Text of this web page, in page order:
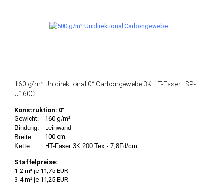
160 g/m² Unidirektional 0° Carbongewebe 3K HT-Faser | SP-
U160C
Konstruktion: 0°
Gewicht:
160 g/m²
Bindung:
Leinwand
Breite:
100 cm
Kette:
HT-Faser 3K 200 Tex - 7,8Fd/cm
Staffelpreise:
1-2 m² je 11,75 EUR
3-4 m² je 11,25 EUR